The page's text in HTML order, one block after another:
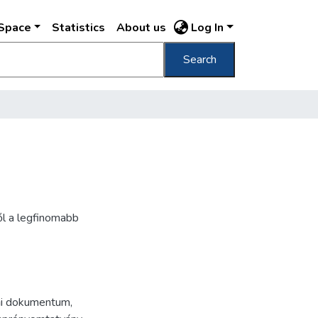
Statistics About us Log In
Search
a legfinomabb
dokumentum,